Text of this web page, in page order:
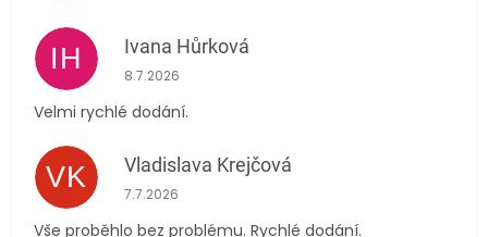
IH Ivana Hůrková
Hodnocení obchodu je 5 z 5 hvězdiček.
8.7.2026
Velmi rychlé dodání.
VK Vladislava Krejčová
Hodnocení obchodu je 5 z 5 hvězdiček.
7.7.2026
Vše proběhlo bez problému. Rychlé dodání.